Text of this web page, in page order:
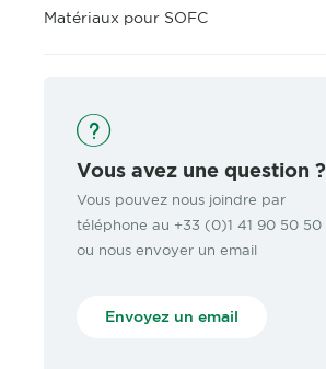
Matériaux pour SOFC
Vous avez une question ?
Vous pouvez nous joindre par
téléphone au +33 (0)1 41 90 50 50
ou nous envoyer un email
Envoyez un email